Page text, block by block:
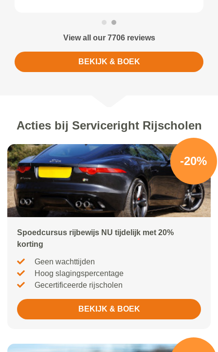
View all our 7706 reviews
BEKIJK & BOEK
Acties bij Serviceright Rijscholen
-20%
Spoedcursus rijbewijs NU tijdelijk met 20%
korting
Geen wachttijden
Hoog slagingspercentage
Gecertificeerde rijscholen
BEKIJK & BOEK